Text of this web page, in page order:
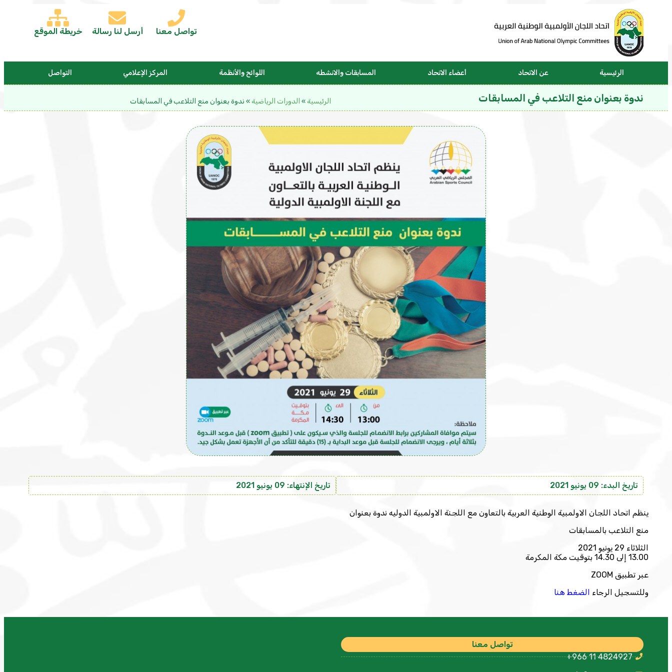
تواصل معنا أرسل لنا رسالة خريطة الموقع
الرئيسية عن الاتحاد أعضاء الاتحاد المسابقات والانشطه اللوائح والأنظمة المركز الإعلامي التواصل
ندوة بعنوان منع التلاعب في المسابقات الرئيسية » الدورات الرياضية » ندوة بعنوان منع التلاعب في المسابقات
تاريخ البدء: 09 يونيو 2021 تاريخ الإنتهاء: 09 يونيو 2021
ينظم اتحاد اللجان الاولمبية الوطنية العربية بالتعاون مع اللجنة الاولمبية الدوليه ندوة بعنوان
منع التلاعب بالمسابقات
الثلاثاء 29 يونيو 2021
13.00 إلى 14.30 بتوقيت مكة المكرمة
عبر تطبيق ZOOM
وللتسجيل الرجاء الضغط هنا
تواصل معنا
+966 11 4824927